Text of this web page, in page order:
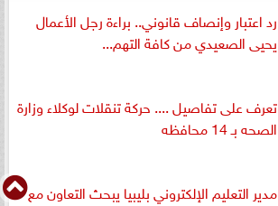
رد اعتبار وإنصاف قانوني.. براءة رجل الأعمال
يحيى الصعيدي من كافة التهم...
تعرف على تفاصيل .... حركة تنقلات لوكلاء وزارة
الصحه بـ 14 محافظه
مدير التعليم الإلكتروني بليبيا يبحث التعاون مع